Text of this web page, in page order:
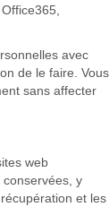
avec
de le faire. Vous
sans affecter
web
y
et les